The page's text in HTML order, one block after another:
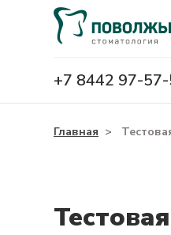
+7 8442 97-
Главная >